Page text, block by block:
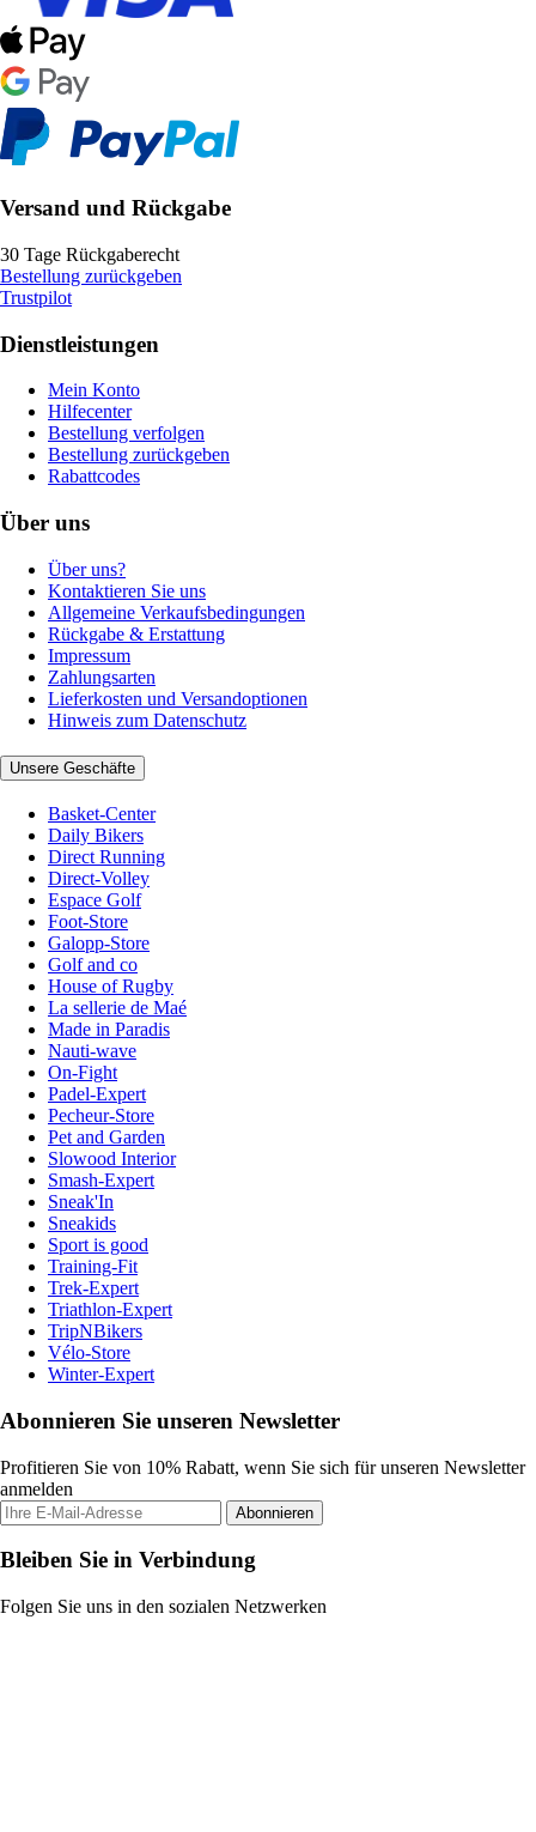
Versand und Rückgabe
30 Tage Rückgaberecht
Bestellung zurückgeben
Trustpilot
Dienstleistungen
Mein Konto
Hilfecenter
Bestellung verfolgen
Bestellung zurückgeben
Rabattcodes
Über uns
Über uns?
Kontaktieren Sie uns
Allgemeine Verkaufsbedingungen
Rückgabe & Erstattung
Impressum
Zahlungsarten
Lieferkosten und Versandoptionen
Hinweis zum Datenschutz
Unsere Geschäfte
Basket-Center
Daily Bikers
Direct Running
Direct-Volley
Espace Golf
Foot-Store
Galopp-Store
Golf and co
House of Rugby
La sellerie de Maé
Made in Paradis
Nauti-wave
On-Fight
Padel-Expert
Pecheur-Store
Pet and Garden
Slowood Interior
Smash-Expert
Sneak'In
Sneakids
Sport is good
Training-Fit
Trek-Expert
Triathlon-Expert
TripNBikers
Vélo-Store
Winter-Expert
Abonnieren Sie unseren Newsletter
Profitieren Sie von 10% Rabatt, wenn Sie sich für unseren Newsletter
anmelden
Abonnieren
Bleiben Sie in Verbindung
Folgen Sie uns in den sozialen Netzwerken